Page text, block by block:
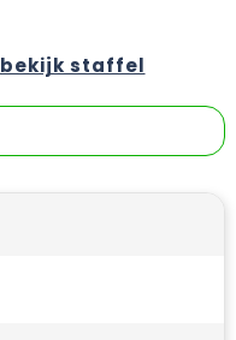
bekijk staffel